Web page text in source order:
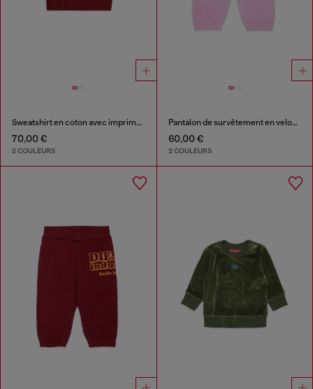
Sweatshirt en coton avec imprimé Diesel Industry
70,00 €
2 COULEURS
Pantalon de survêtement en velours avec broderie Oval D
60,00 €
2 COULEURS